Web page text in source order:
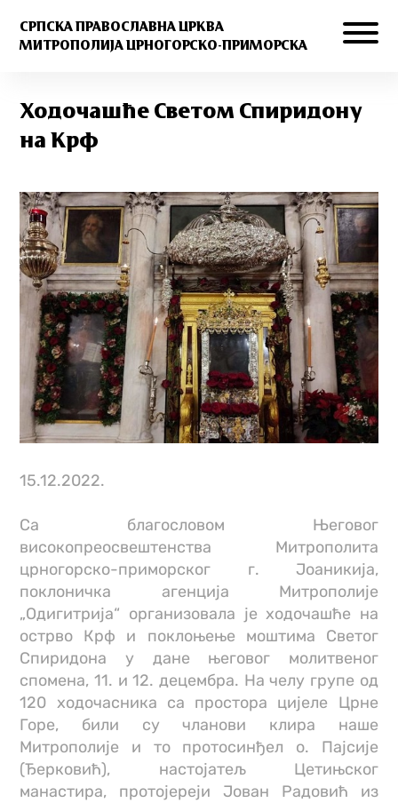
СРПСКА ПРАВОСЛАВНА ЦРКВА
МИТРОПОЛИЈА ЦРНОГОРСКО-ПРИМОРСКА
Ходочашће Светом Спиридону
на Крф
15.12.2022.
Са благословом Његовог
високопреосвештенства Митрополита
црногорско-приморског г. Јоаникија,
поклоничка агенција Митрополије
„Одигитрија“ организовала је ходочашће на
острво Крф и поклоњење моштима Светог
Спиридона у дане његовог молитвеног
спомена, 11. и 12. децембра. На челу групе од
120 ходочасника са простора цијеле Црне
Горе, били су чланови клира наше
Митрополије и то протосинђел о. Пајсије
(Ђерковић), настојатељ Цетињског
манастира, протојереји Јован Радовић из